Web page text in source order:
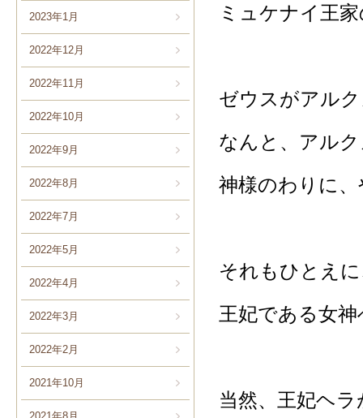
2023年1月
2022年12月
2022年11月
2022年10月
2022年9月
2022年8月
2022年7月
2022年5月
2022年4月
2022年3月
2022年2月
2021年10月
ミュケナイ王
ゼウスがアル
なんと、アル
神様のわりに
それもひとえ
王妃である女
当然、王妃ヘ